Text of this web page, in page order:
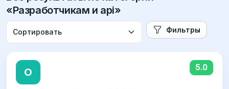
«Разработчикам и api»
Фильтры
O 5.0